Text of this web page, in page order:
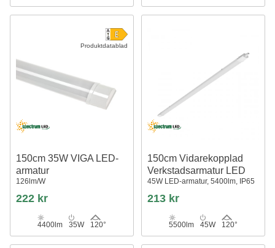
Produktdatablad
150cm 35W VIGA LED-
armatur
126lm/W
222 kr
4400lm 35W 120°
150cm Vidarekopplad
Verkstadsarmatur LED
45W LED-armatur, 5400lm, IP65
213 kr
5500lm 45W 120°